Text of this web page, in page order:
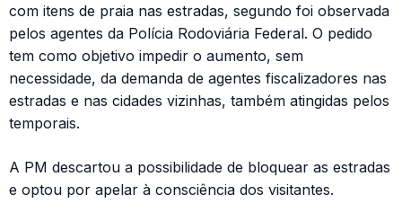
com itens de praia nas estradas, segundo foi observada
pelos agentes da Polícia Rodoviária Federal. O pedido
tem como objetivo impedir o aumento, sem
necessidade, da demanda de agentes fiscalizadores nas
estradas e nas cidades vizinhas, também atingidas pelos
temporais.
A PM descartou a possibilidade de bloquear as estradas
e optou por apelar à consciência dos visitantes.